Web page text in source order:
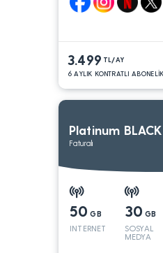
3.499 TL/AY
6 AYLIK KONTRATLI ABONELİK
Platinum
Faturalı
50 GB
INTERNET
30 GB
SOSYAL
MEDYA